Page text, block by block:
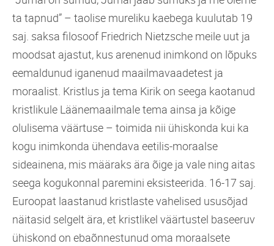
ta tapnud” – taolise mureliku kaebega kuulutab 19
saj. saksa filosoof Friedrich Nietzsche meile uut ja
moodsat ajastut, kus arenenud inimkond on lõpuks
eemaldunud iganenud maailmavaadetest ja
moraalist. Kristlus ja tema Kirik on seega kaotanud
kristlikule Läänemaailmale tema ainsa ja kõige
olulisema väärtuse – toimida nii ühiskonda kui ka
kogu inimkonda ühendava eetilis-moraalse
sideainena, mis määraks ära õige ja vale ning aitas
seega kogukonnal paremini eksisteerida. 16-17 saj.
Euroopat laastanud kristlaste vahelised ususõjad
näitasid selgelt ära, et kristlikel väärtustel baseeruv
ühiskond on ebaõnnestunud oma moraalsete